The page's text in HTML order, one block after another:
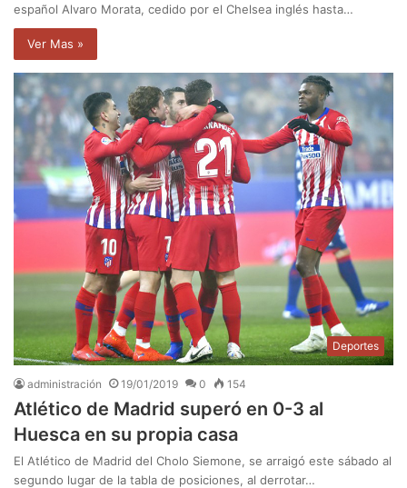
español Alvaro Morata, cedido por el Chelsea inglés hasta…
Ver Mas »
Deportes
administración 19/01/2019 0 154
Atlético de Madrid superó en 0-3 al
Huesca en su propia casa
El Atlético de Madrid del Cholo Siemone, se arraigó este sábado al
segundo lugar de la tabla de posiciones, al derrotar…